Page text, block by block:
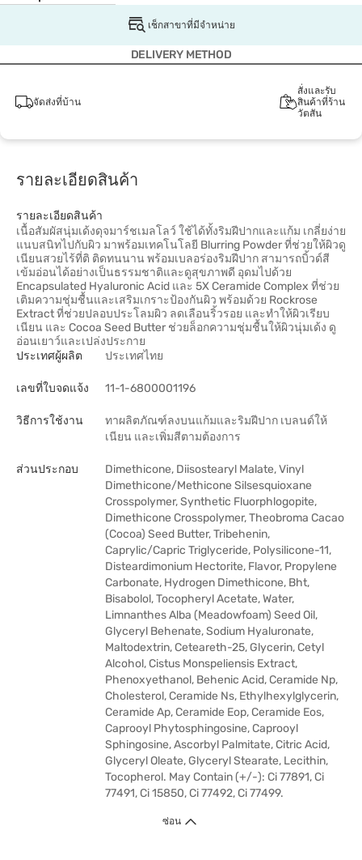
เช็กสาขาที่มีจำหน่าย
DELIVERY METHOD
จัดส่งที่บ้าน
สั่งและรับ
สินค้าที่ร้าน
วัตสัน
รายละเอียดสินค้า
รายละเอียดสินค้า
เนื้อสัมผัสนุ่มเด้งดุจมาร์ชเมลโลว์ ใช้ได้ทั้งริมฝีปากและแก้ม เกลี่ยง่าย
แนบสนิทไปกับผิว มาพร้อมเทคโนโลยี Blurring Powder ที่ช่วยให้ผิวดู
เนียนสวยไร้ที่ติ ติดทนนาน พร้อมเบลอร่องริมฝีปาก สามารถบิ้วด์สี
เข้มอ่อนได้อย่างเป็นธรรมชาติและดูสุขภาพดี อุดมไปด้วย
Encapsulated Hyaluronic Acid และ 5X Ceramide Complex ที่ช่วย
เติมความชุ่มชื้นและเสริมเกราะป้องกันผิว พร้อมด้วย Rockrose
Extract ที่ช่วยปลอบประโลมผิว ลดเลือนริ้วรอย และทำให้ผิวเรียบ
เนียน และ Cocoa Seed Butter ช่วยล็อกความชุ่มชื้นให้ผิวนุ่มเด้ง ดู
อ่อนเยาว์และเปล่งประกาย
ประเทศผู้ผลิต
ประเทศไทย
เลขที่ใบจดแจ้ง 11-1-6800001196
วิธีการใช้งาน
ทาผลิตภัณฑ์ลงบนแก้มและริมฝีปาก เบลนด์ให้
เนียน และเพิ่มสีตามต้องการ
ส่วนประกอบ
Dimethicone, Diisostearyl Malate, Vinyl
Dimethicone/Methicone Silsesquioxane
Crosspolymer, Synthetic Fluorphlogopite,
Dimethicone Crosspolymer, Theobroma Cacao
(Cocoa) Seed Butter, Tribehenin,
Caprylic/Capric Triglyceride, Polysilicone-11,
Disteardimonium Hectorite, Flavor, Propylene
Carbonate, Hydrogen Dimethicone, Bht,
Bisabolol, Tocopheryl Acetate, Water,
Limnanthes Alba (Meadowfoam) Seed Oil,
Glyceryl Behenate, Sodium Hyaluronate,
Maltodextrin, Ceteareth-25, Glycerin, Cetyl
Alcohol, Cistus Monspeliensis Extract,
Phenoxyethanol, Behenic Acid, Ceramide Np,
Cholesterol, Ceramide Ns, Ethylhexylglycerin,
Ceramide Ap, Ceramide Eop, Ceramide Eos,
Caprooyl Phytosphingosine, Caprooyl
Sphingosine, Ascorbyl Palmitate, Citric Acid,
Glyceryl Oleate, Glyceryl Stearate, Lecithin,
Tocopherol. May Contain (+/-): Ci 77891, Ci
77491, Ci 15850, Ci 77492, Ci 77499.
ซ่อน